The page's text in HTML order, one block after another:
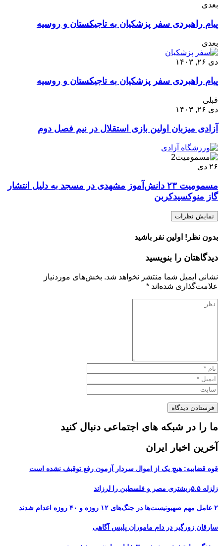
بعدی
پیام راهبردی سفر پزشکیان به تاجیکستان و روسیه
بعدی
دی ۲۶, ۱۴۰۳
پیام راهبردی سفر پزشکیان به تاجیکستان و روسیه
قبلی
دی ۲۶, ۱۴۰۳
آزادی میزبان اولین بازی استقلال در نیم فصل دوم
۲۶ دی
مسمومیت ۲۳ دانش‌آموز مشهدی در مسجد به دلیل انتشار
گاز منوکسیدکربن
نمایش نظرات
بدون نظر! اولین نفر باشید
دیدگاهتان را بنویسید
نشانی ایمیل شما منتشر نخواهد شد. بخش‌های موردنیاز
علامت‌گذاری شده‌اند *
ما را در شبکه های اجتماعی دنبال کنید
آخرین اخبار ایران
قوه قضاییه: هیچ یک از اموال سردار آزمون رفع توقیف نشده است
زلزله ۵.۵ریشتری مصر و فلسطین را لرزاند
۲ عامل مهم صهیونیست‌ها در جنگ‌های ۱۲ روزه و ۴۰ روزه اعدام شدند
سارقان زورگیر در دام ماموران پلیس آگاهی